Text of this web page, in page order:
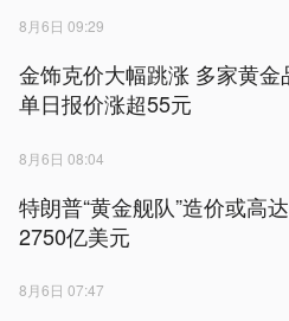
8月6日 09:29
金饰克价大幅跳涨 多家黄金
单日报价涨超55元
8月6日 08:04
特朗普“黄金舰队”造价或高达
2750亿美元
8月6日 07:47